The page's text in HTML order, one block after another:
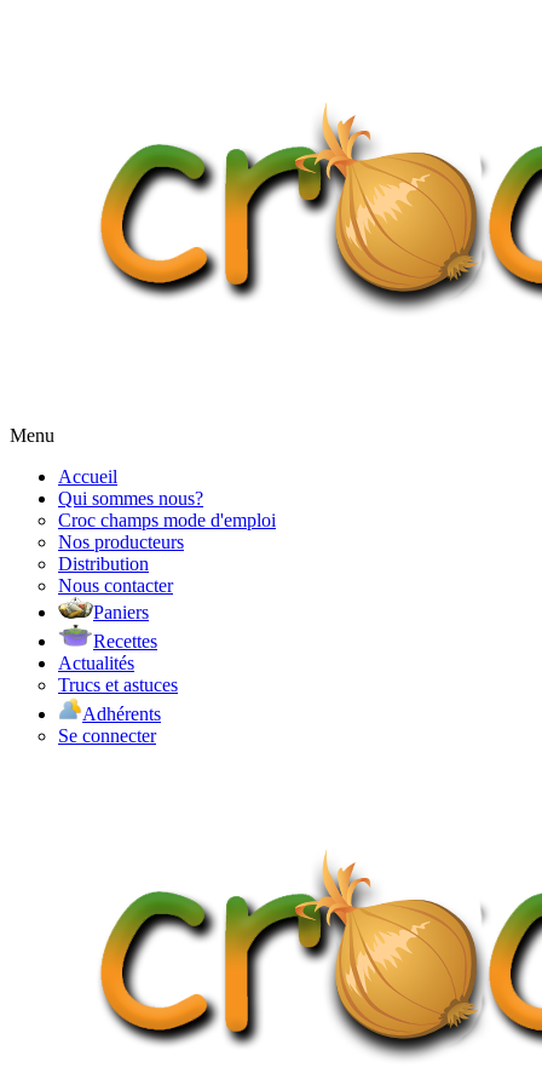
Menu
Accueil
Qui sommes nous?
Croc champs mode d'emploi
Nos producteurs
Distribution
Nous contacter
Paniers
Recettes
Actualités
Trucs et astuces
Adhérents
Se connecter